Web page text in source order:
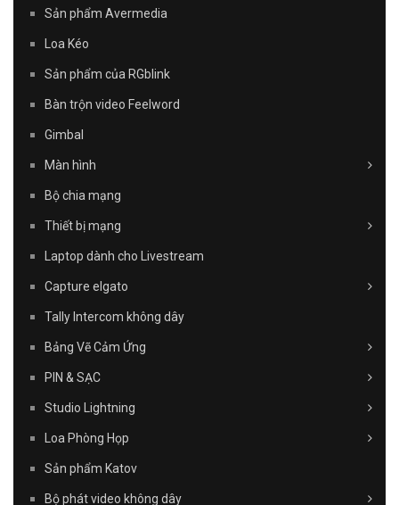
Sản phẩm Avermedia
Loa Kéo
Sản phẩm của RGblink
Bàn trộn video Feelword
Gimbal
Màn hình
Bộ chia mạng
Thiết bị mạng
Laptop dành cho Livestream
Capture elgato
Tally Intercom không dây
Bảng Vẽ Cảm Ứng
PIN & SẠC
Studio Lightning
Loa Phòng Họp
Sản phẩm Katov
Bộ phát video không dây